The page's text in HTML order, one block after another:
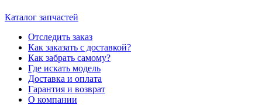
Каталог запчастей
Отследить заказ
Как заказать с доставкой?
Как забрать самому?
Где искать модель
Доставка и оплата
Гарантия и возврат
О компании